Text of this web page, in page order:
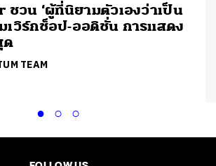
ชวน ‘ผู้ที่นิยามตัวเองว่าเป็น
เวิร์กช็อป-ออดิชั่น การแสดง
ด
TEAM